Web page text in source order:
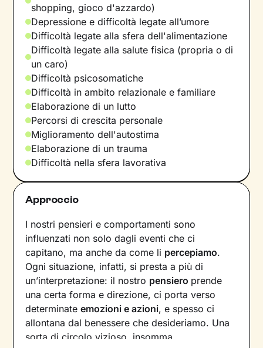
shopping, gioco d'azzardo)
Depressione e difficoltà legate all’umore
Difficoltà legate alla sfera dell'alimentazione
Difficoltà legate alla salute fisica (propria o di
un caro)
Difficoltà psicosomatiche
Difficoltà in ambito relazionale e familiare
Elaborazione di un lutto
Percorsi di crescita personale
Miglioramento dell'autostima
Elaborazione di un trauma
Difficoltà nella sfera lavorativa
Approccio
I nostri pensieri e comportamenti sono
influenzati non solo dagli eventi che ci
capitano, ma anche da come li percepiamo.
Ogni situazione, infatti, si presta a più di
un’interpretazione: il nostro pensiero prende
una certa forma e direzione, ci porta verso
determinateemozioni e azioni, e spesso ci
allontana dal benessere che desideriamo. Una
sorta di circolo vizioso, insomma.